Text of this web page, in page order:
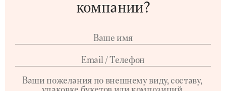
компании?